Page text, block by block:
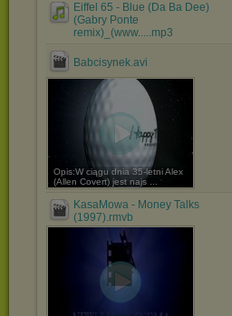
Eiffel 65 - Blue (Da Ba Dee)
(Gabry Ponte
remix)_(www.....mp3
Babcisynek.avi
Opis:W ciągu dnia 35-letni Alex
(Allen Covert) jest najs ...
KasaMowa - Money Talks
(1997).rmvb